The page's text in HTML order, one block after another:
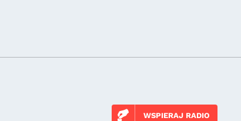
WSPIERAJ RADIO